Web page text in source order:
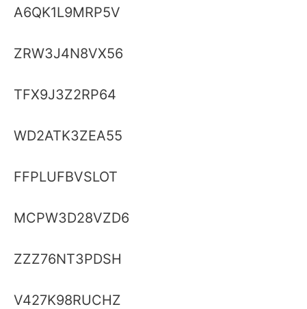
A6QK1L9MRP5V
ZRW3J4N8VX56
TFX9J3Z2RP64
WD2ATK3ZEA55
FFPLUFBVSLOT
MCPW3D28VZD6
ZZZ76NT3PDSH
V427K98RUCHZ